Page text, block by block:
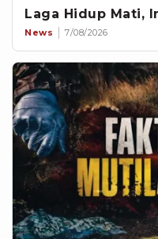
Laga Hidup Mati,
News 7/08/2026